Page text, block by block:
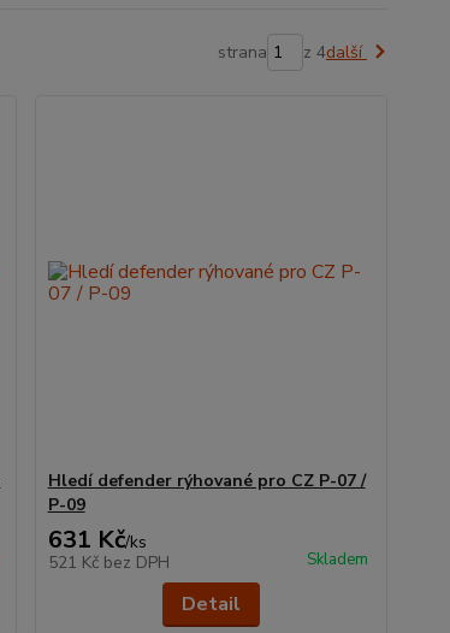
strana z 4další
Hledí defender rýhované pro CZ P-07 /
P-09
631 Kč/ks
521 Kč bez DPH Skladem
Detail